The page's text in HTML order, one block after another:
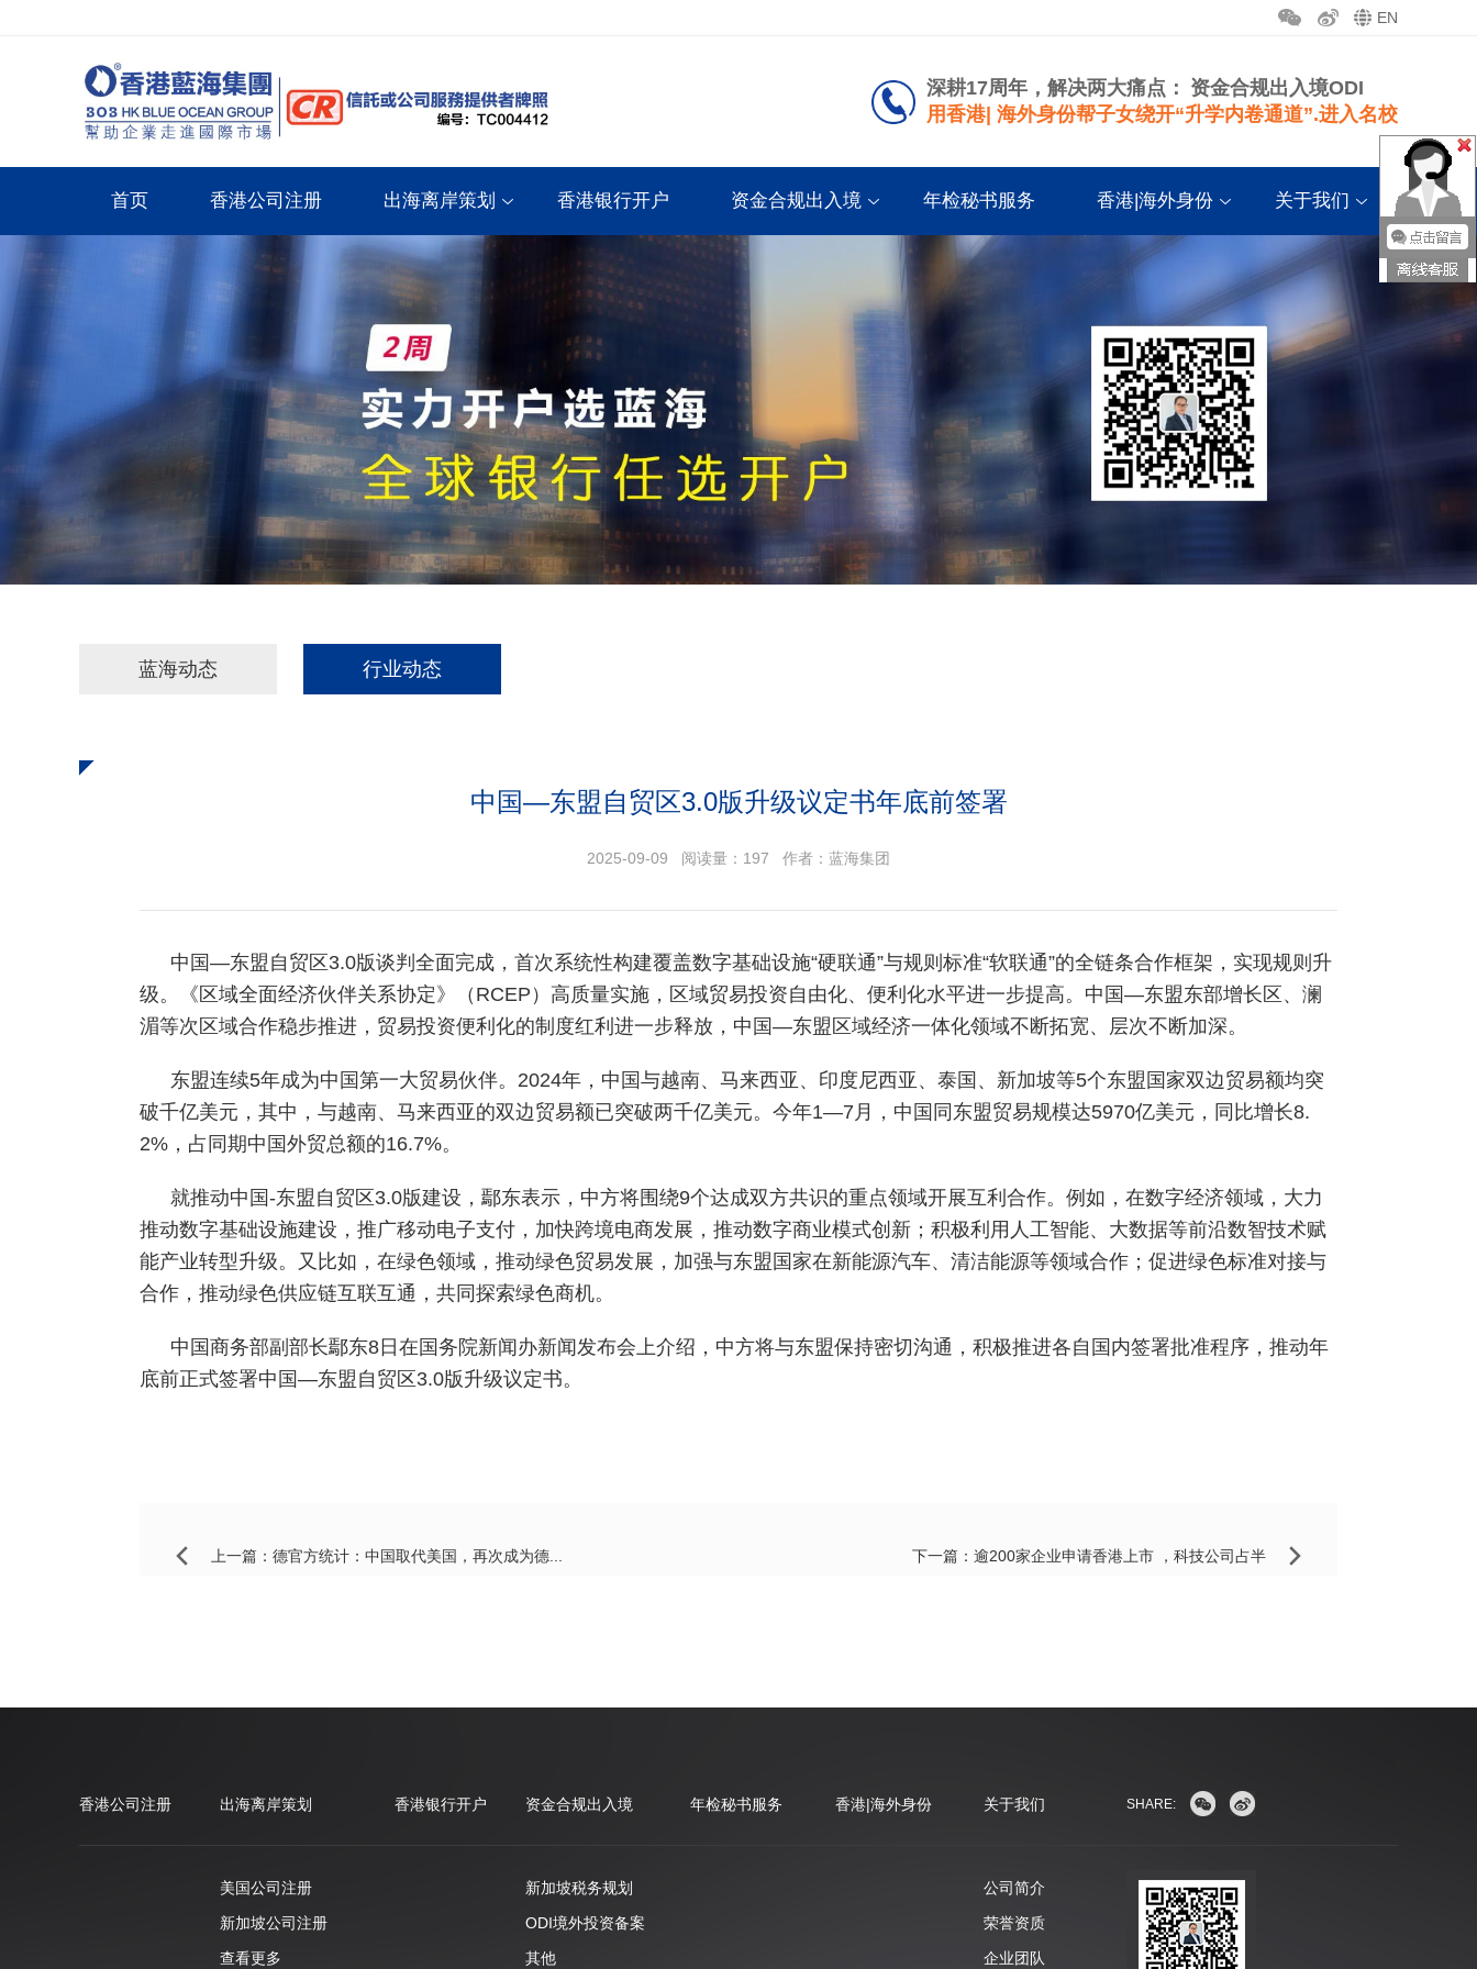
EN
深耕17周年，解决两大痛点： 资金合规出入境ODI
用香港| 海外身份帮子女绕开“升学内卷通道”.进入名校
首页 香港公司注册 出海离岸策划 香港银行开户 资金合规出入境 年检秘书服务 香港|海外身份 关于我们
蓝海动态 行业动态
中国—东盟自贸区3.0版升级议定书年底前签署
2025-09-09 阅读量： 197 作者：蓝海集团
中国—东盟自贸区3.0版谈判全面完成，首次系统性构建覆盖数字基础设施“硬联通”与规则标准“软联通”的全链条合作框架，实现规则升
级。《区域全面经济伙伴关系协定》（RCEP）高质量实施，区域贸易投资自由化、便利化水平进一步提高。中国—东盟东部增长区、澜
湄等次区域合作稳步推进，贸易投资便利化的制度红利进一步释放，中国—东盟区域经济一体化领域不断拓宽、层次不断加深。
东盟连续5年成为中国第一大贸易伙伴。2024年，中国与越南、马来西亚、印度尼西亚、泰国、新加坡等5个东盟国家双边贸易额均突
破千亿美元，其中，与越南、马来西亚的双边贸易额已突破两千亿美元。今年1—7月，中国同东盟贸易规模达5970亿美元，同比增长8.
2%，占同期中国外贸总额的16.7%。
就推动中国-东盟自贸区3.0版建设，鄢东表示，中方将围绕9个达成双方共识的重点领域开展互利合作。例如，在数字经济领域，大力
推动数字基础设施建设，推广移动电子支付，加快跨境电商发展，推动数字商业模式创新；积极利用人工智能、大数据等前沿数智技术赋
能产业转型升级。又比如，在绿色领域，推动绿色贸易发展，加强与东盟国家在新能源汽车、清洁能源等领域合作；促进绿色标准对接与
合作，推动绿色供应链互联互通，共同探索绿色商机。
中国商务部副部长鄢东8日在国务院新闻办新闻发布会上介绍，中方将与东盟保持密切沟通，积极推进各自国内签署批准程序，推动年
底前正式签署中国—东盟自贸区3.0版升级议定书。
上一篇： 德官方统计：中国取代美国，再次成为德... 下一篇：逾200家企业申请香港上市 ，科技公司占半
香港公司注册 出海离岸策划
美国公司注册
新加坡公司注册
查看更多
香港银行开户 资金合规出入境
新加坡税务规划
ODI境外投资备案
其他
年检秘书服务 香港|海外身份 关于我们
公司简介
荣誉资质
企业团队
SHARE: